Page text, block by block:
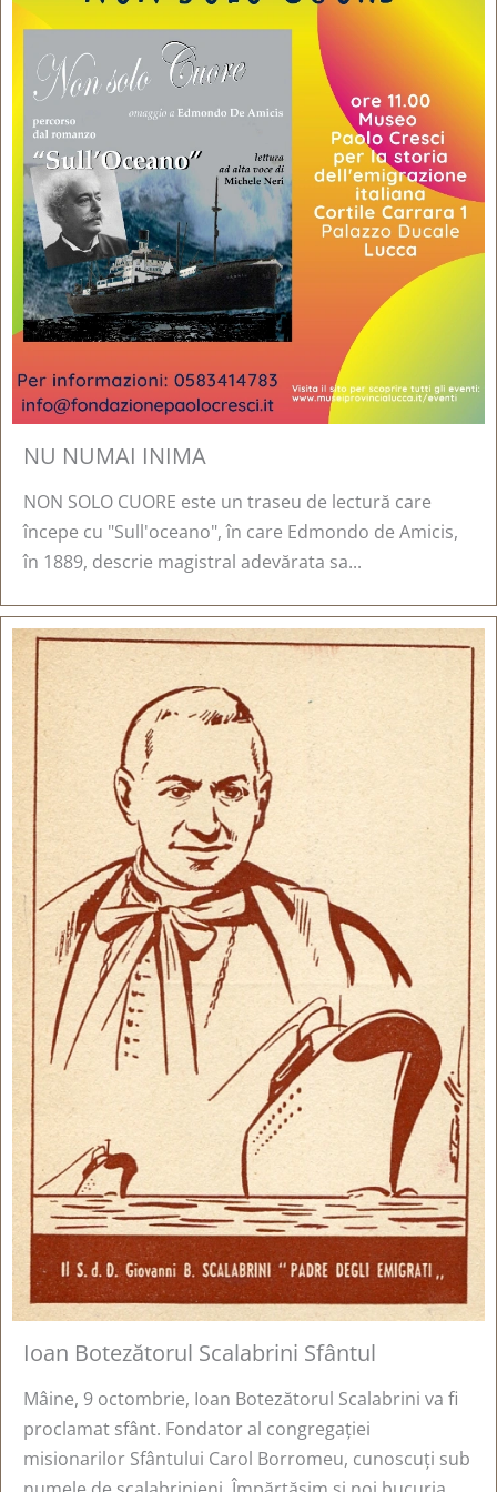
NU NUMAI INIMA
NON SOLO CUORE este un traseu de lectură care
începe cu "Sull'oceano", în care Edmondo de Amicis,
în 1889, descrie magistral adevărata sa...
Ioan Botezătorul Scalabrini Sfântul
Mâine, 9 octombrie, Ioan Botezătorul Scalabrini va fi
proclamat sfânt. Fondator al congregației
misionarilor Sfântului Carol Borromeu, cunoscuți sub